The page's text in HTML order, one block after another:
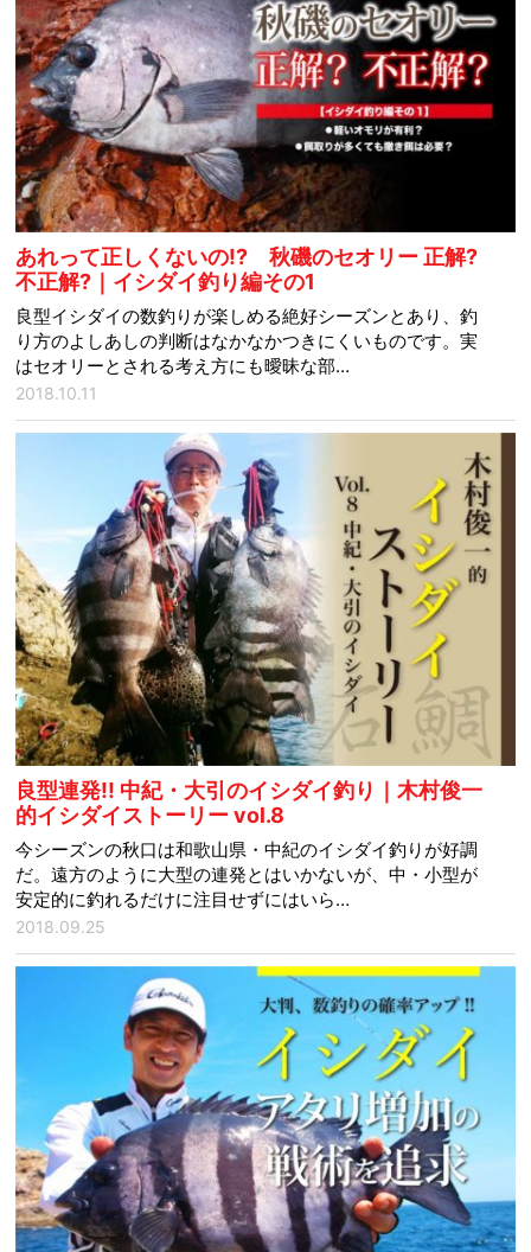
あれって正しくないの!? 秋磯のセオリー 正解?
不正解?｜イシダイ釣り編その1
良型イシダイの数釣りが楽しめる絶好シーズンとあり、釣
り方のよしあしの判断はなかなかつきにくいものです。実
はセオリーとされる考え方にも曖昧な部…
2018.10.11
良型連発!! 中紀・大引のイシダイ釣り｜木村俊一
的イシダイストーリー vol.8
今シーズンの秋口は和歌山県・中紀のイシダイ釣りが好調
だ。遠方のように大型の連発とはいかないが、中・小型が
安定的に釣れるだけに注目せずにはいら…
2018.09.25